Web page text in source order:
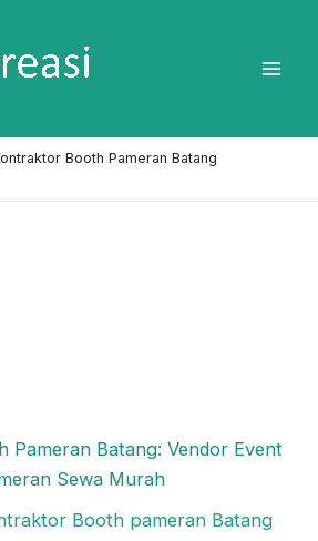
Booth Pameran Batang
Pameran Batang: Vendor Event
Sewa Murah
Booth pameran Batang